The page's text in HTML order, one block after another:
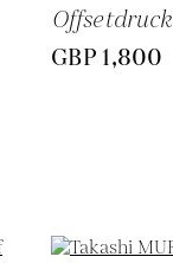
Offsetdruck
GBP 1,800